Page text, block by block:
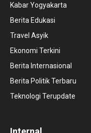
Kabar Yogyakarta
Berita Edukasi
Travel Asyik
Ekonomi Terkini
Berita Internasional
Berita Politik Terbaru
Teknologi Terupdate